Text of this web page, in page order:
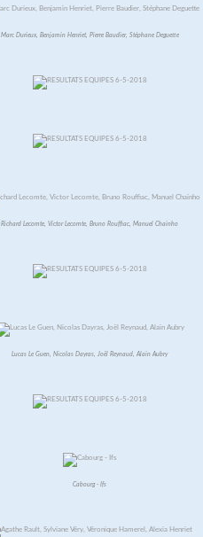
Marc Durieux, Benjamin Henriet, Pierre Baudier, Stéphane Deguette
Richard Lecomte, Victor Lecomte, Bruno Rouffiac, Manuel Chainho
Lucas Le Guen, Nicolas Dayras, Joël Reynaud, Alain Aubry
Cabourg - Ifs